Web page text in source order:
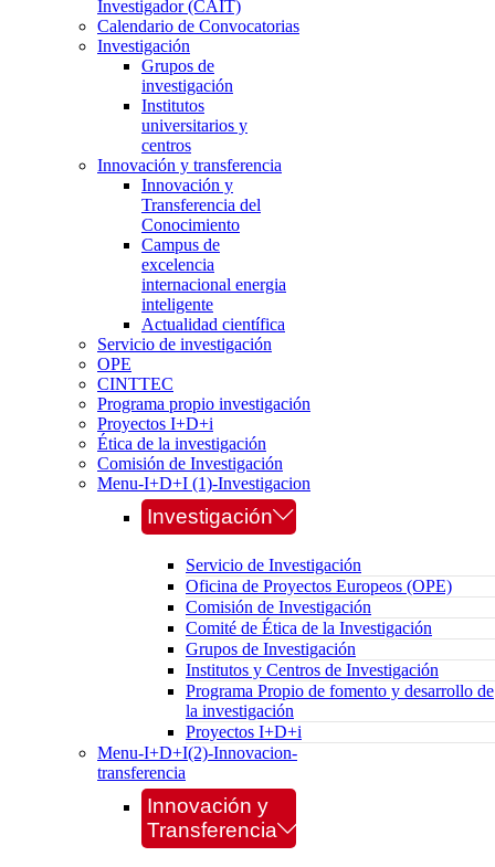
Investigador (CAIT)
Calendario de Convocatorias
Investigación
Grupos de
investigación
Institutos
universitarios y
centros
Innovación y transferencia
Innovación y
Transferencia del
Conocimiento
Campus de
excelencia
internacional energia
inteligente
Actualidad científica
Servicio de investigación
OPE
CINTTEC
Programa propio investigación
Proyectos I+D+i
Ética de la investigación
Comisión de Investigación
Menu-I+D+I (1)-Investigacion
Investigación
Servicio de Investigación
Oficina de Proyectos Europeos (OPE)
Comisión de Investigación
Comité de Ética de la Investigación
Grupos de Investigación
Institutos y Centros de Investigación
Programa Propio de fomento y desarrollo de
la investigación
Proyectos I+D+i
Menu-I+D+I(2)-Innovacion-
transferencia
Innovación y
Transferencia